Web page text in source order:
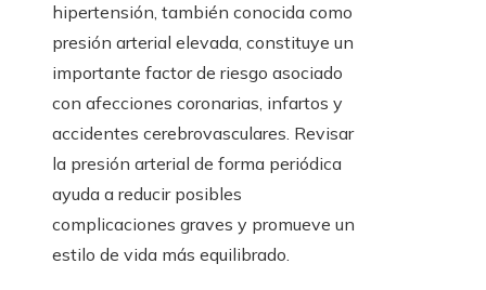
hipertensión, también conocida como
presión arterial elevada, constituye un
importante factor de riesgo asociado
con afecciones coronarias, infartos y
accidentes cerebrovasculares. Revisar
la presión arterial de forma periódica
ayuda a reducir posibles
complicaciones graves y promueve un
estilo de vida más equilibrado.